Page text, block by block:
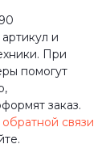
и
При
помогут
заказ.
связи